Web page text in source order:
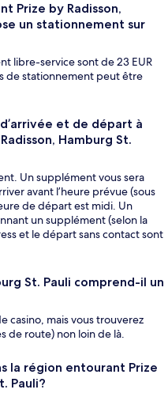
Prize by Radisson,
un stationnement sur
libre-service sont de 23 EUR
de stationnement peut être
et de départ à
Hamburg St.
Un supplément vous sera
avant l’heure prévue (sous
de départ est midi. Un
un supplément (selon la
et le départ sans contact sont
St. Pauli comprend-il un
casino, mais vous trouverez
de route) non loin de là.
la région entourant Prize
Pauli?